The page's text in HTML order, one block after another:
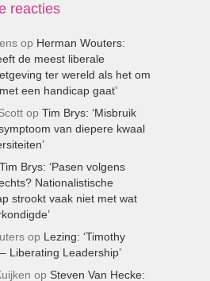
reacties
op Herman Wouters:
de meest liberale
ter wereld als het om
een handicap gaat’
op Tim Brys: ‘Misbruik
van diepere kwaal
Tim Brys: ‘Pasen volgens
Nationalistische
strookt vaak niet met wat
op Lezing: ‘Timothy
Liberating Leadership’
op Steven Van Hecke: